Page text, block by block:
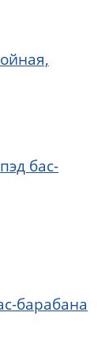
бас-
барабана